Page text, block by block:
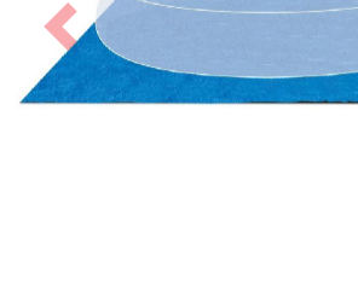
Előző